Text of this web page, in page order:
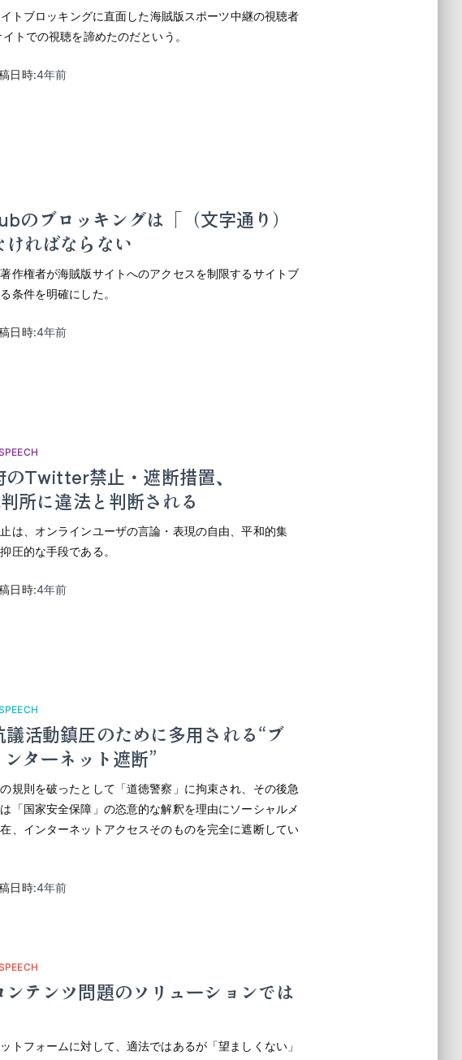
トブロッキングに直面した海賊版スポーツ中継の視聴者
トでの視聴を諦めたのだという。
日時:4年前
のブロッキングは「（文字通り）
ればならない
作権者が海賊版サイトへのアクセスを制限するサイトブ
条件を明確にした。
日時:4年前
Twitter禁止・遮断措置、
所に違法と判断される
は、オンラインユーザの言論・表現の自由、平和的集
圧的な手段である。
日時:4年前
活動鎮圧のために多用される“ブ
ターネット遮断”
規則を破ったとして「道徳警察」に拘束され、その後急
「国家安全保障」の恣意的な解釈を理由にソーシャルメ
、インターネットアクセスそのものを完全に遮断してい
日時:4年前
テンツ問題のソリューションでは
トフォームに対して、適法ではあるが「望ましくない」